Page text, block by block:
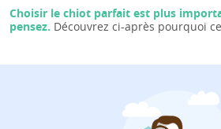
Choisir le chiot parfait est plus
pensez. Découvrez ci-après pourquoi